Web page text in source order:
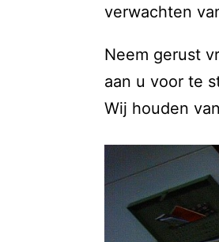
verwachten
Neem gerust
aan u voor te
Wij houden